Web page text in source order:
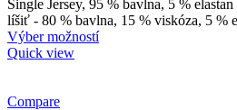
Single Jersey, 95 % bavlna, 5 %
líšiť - 80 % bavlna, 15 % viskóza, 5 %
Výber možností
Quick view
Compare